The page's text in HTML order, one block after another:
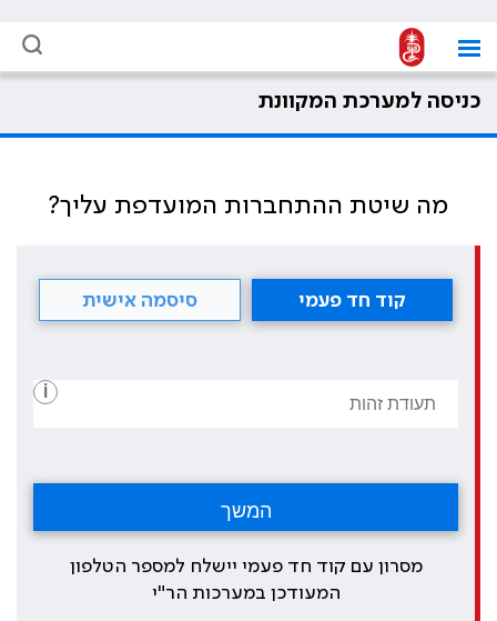
כניסה למערכת המקוונת
מה שיטת ההתחברות המועדפת עליך?
קוד חד פעמי סיסמה אישית
i
מסרון עם קוד חד פעמי יישלח למספר הטלפון
המעודכן במערכות הר"י